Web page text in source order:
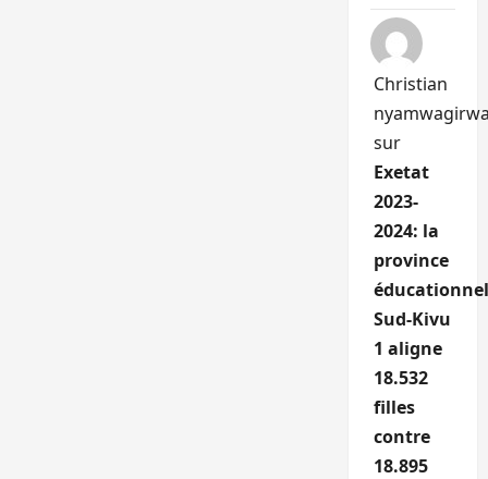
Christian
sur
Exetat
2023-
2024: la
province
Sud-Kivu
1 aligne
18.532
filles
contre
18.895